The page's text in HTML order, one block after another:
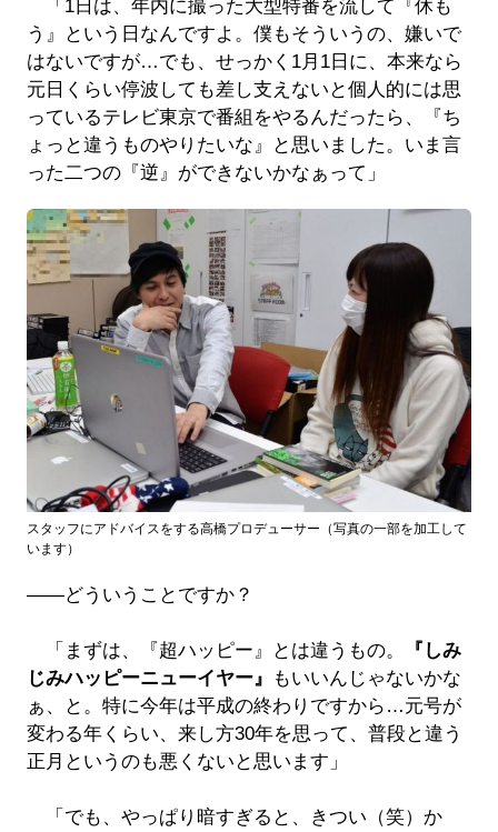
「1日は、年内に撮った大型特番を流して『休も
う』という日なんですよ。僕もそういうの、嫌いで
はないですが…でも、せっかく1月1日に、本来なら
元日くらい停波しても差し支えないと個人的には思
っているテレビ東京で番組をやるんだったら、『ち
ょっと違うものやりたいな』と思いました。いま言
った二つの『逆』ができないかなぁって」
スタッフにアドバイスをする高橋プロデューサー（写真の一部を加工して
います）
――どういうことですか？
「まずは、『超ハッピー』とは違うもの。
『しみ
じみハッピーニューイヤー』
もいいんじゃないかな
ぁ、と。特に今年は平成の終わりですから…元号が
変わる年くらい、来し方30年を思って、普段と違う
正月というのも悪くないと思います」
「でも、やっぱり暗すぎると、きつい（笑）か